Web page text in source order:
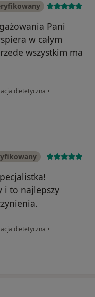
Pani
w całym
wszystkim ma
dietetyczna •
i to najlepszy
dietetyczna •